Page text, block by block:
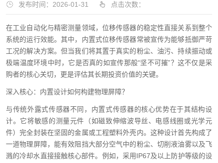
发布时间：2026-01-31 点击次数：
在工业自动化与精密测量领域，位移传感器的稳定性直接关系到整个
系统的运行效能。其中，内置式位移传感器常被宣传为能够抵御严苛
工况的解决方案。但当我们将其置于真实的粉尘、油污、持续振动或
极端温度环境中时，它是否真的如宣传那般“坚不可摧”？这不仅是采
购者的核心关切，更是评估其长期投资价值的关键。
深入核心：内置设计如何构建物理屏障？
与传统外露式传感器不同，内置式传感器的核心优势在于其结构设
计。它将敏感的测量元件（如磁致伸缩波导丝、电感线圈或光学元
件）完全封装在坚固的金属或工程塑料外壳内。这种设计首先构成了
一道物理屏障，能有效阻挡大部分空气中的粉尘、切削液油雾以及飞
溅的冷却水直接接触核心部件。例如，采用IP67及以上防护等级的设